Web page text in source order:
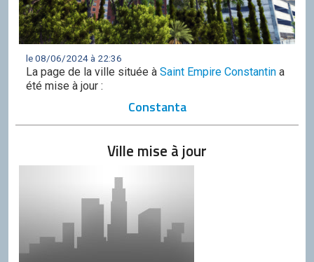
le 08/06/2024 à 22:36
La page de la ville située à Saint Empire Constantin a
été mise à jour :
Constanta
Ville mise à jour